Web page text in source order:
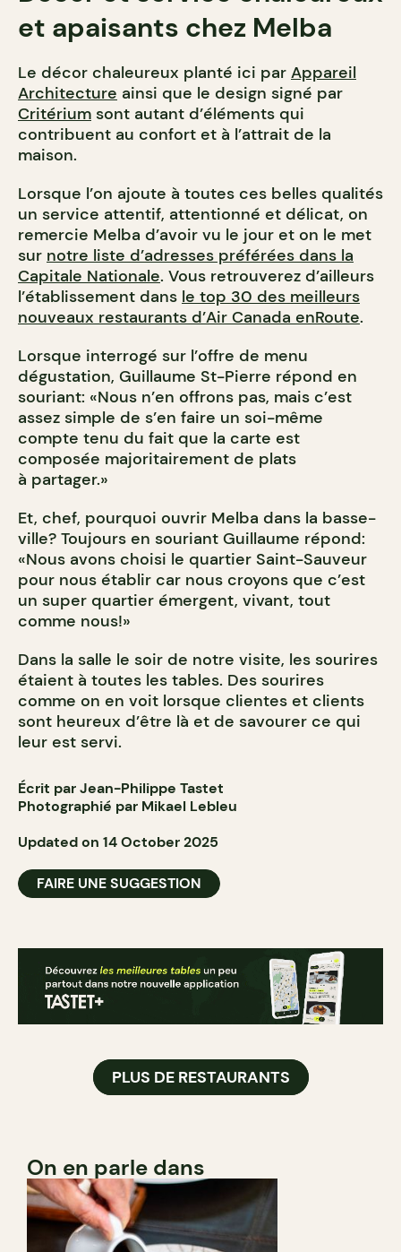
et apaisants chez Melba
Le décor chaleureux planté ici par Appareil
Architecture ainsi que le design signé par
Critérium sont autant d’éléments qui
contribuent au confort et à l’attrait de la
maison.
Lorsque l’on ajoute à toutes ces belles qualités
un service attentif, attentionné et délicat, on
remercie Melba d’avoir vu le jour et on le met
sur notre liste d’adresses préférées dans la
Capitale Nationale. Vous retrouverez d’ailleurs
l’établissement dans le top 30 des meilleurs
nouveaux restaurants d’Air Canada enRoute.
Lorsque interrogé sur l’offre de menu
dégustation, Guillaume St-Pierre répond en
souriant: «Nous n’en offrons pas, mais c’est
assez simple de s’en faire un soi-même
compte tenu du fait que la carte est
composée majoritairement de plats
à partager.»
Et, chef, pourquoi ouvrir Melba dans la basse-
ville? Toujours en souriant Guillaume répond:
«Nous avons choisi le quartier Saint-Sauveur
pour nous établir car nous croyons que c’est
un super quartier émergent, vivant, tout
comme nous!»
Dans la salle le soir de notre visite, les sourires
étaient à toutes les tables. Des sourires
comme on en voit lorsque clientes et clients
sont heureux d’être là et de savourer ce qui
leur est servi.
Écrit par Jean-Philippe Tastet
Photographié par Mikael Lebleu
Updated on 14 October 2025
FAIRE UNE SUGGESTION
PLUS DE RESTAURANTS
On en parle dans